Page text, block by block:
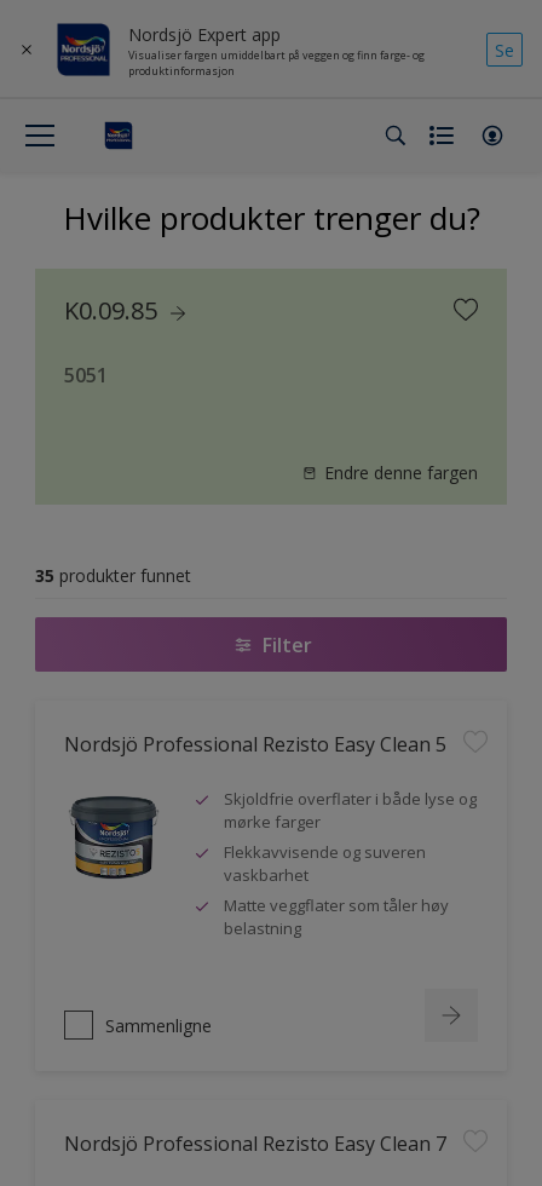
Nordsjö Expert app
Visualiser fargen umiddelbart på veggen og finn farge- og
produktinformasjon
Se
Hvilke produkter trenger du?
K0.09.85
5051
Endre denne fargen
35 produkter funnet
Filter
Nordsjö Professional Rezisto Easy Clean 5
Skjoldfrie overflater i både lyse og
mørke farger
Flekkavvisende og suveren
vaskbarhet
Matte veggflater som tåler høy
belastning
Sammenligne
Nordsjö Professional Rezisto Easy Clean 7